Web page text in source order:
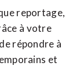
reportage,
à votre
répondre à
et